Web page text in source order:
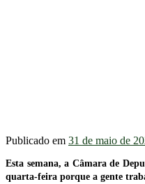
Publicado em 31 de maio de
Esta semana, a Câmara de
quarta-feira porque a gente